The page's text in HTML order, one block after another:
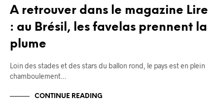
A retrouver dans le magazine Lire
: au Brésil, les favelas prennent la
plume
Loin des stades et des stars du ballon rond, le pays est en plein
chamboulement…
CONTINUE READING